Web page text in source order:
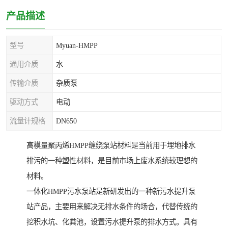
产品描述
型号 Myuan-HMPP
通用介质 水
传输介质 杂质泵
驱动方式 电动
流量计规格 DN650
高模量聚丙烯HMPP缠绕泵站材料是当前用于埋地排水
排污的一种塑性材料，是目前市场上废水系统较理想的
材料。
一体化HMPP污水泵站是新研发出的一种新污水提升泵
站产品，主要用来解决无排水条件的场合，代替传统的
挖积水坑、化粪池，设置污水提升泵的排水方式。具有